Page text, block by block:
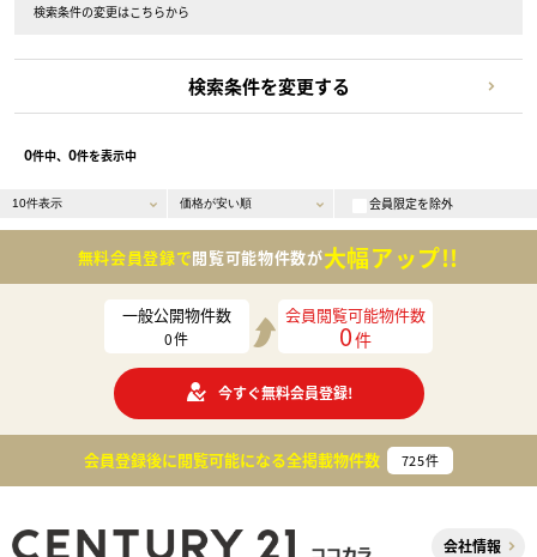
検索条件の変更はこちらから
検索条件を変更する
0件中、 0件を表示中
会員限定を除外
無料会員登録で閲覧可能物件数が大幅アップ!!
一般公開物件数
0件
会員閲覧可能物件数
0件
今すぐ無料会員登録!
会員登録後に閲覧可能になる全掲載物件数 725件
会社情報